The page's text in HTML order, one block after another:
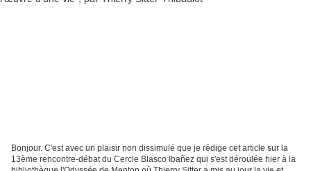
Bonjour. C'est avec un plaisir non dissimulé que je rédige cet article sur la
13ème rencontre-débat du Cercle Blasco Ibañez qui s'est déroulée hier à la